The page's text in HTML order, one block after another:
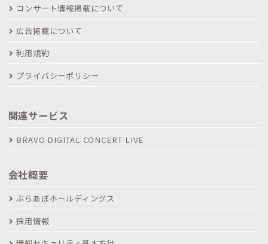
コンサート情報掲載について
広告掲載について
利用規約
プライバシーポリシー
関連サービス
BRAVO DIGITAL CONCERT LIVE
会社概要
ぶらあぼホールディングス
採用情報